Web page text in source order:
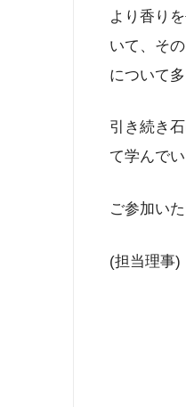
より香り
いて、そ
について
引き続き
て学んでい
ご参加い
(担当理事)